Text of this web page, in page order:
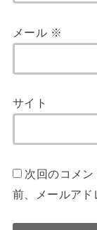
メール ※
サイト
次回のコメ
前、メールアド